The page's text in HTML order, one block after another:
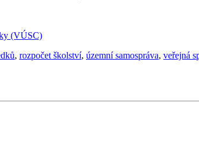
(VÚSC)
, rozpočet školství, územní samospráva, veřejná